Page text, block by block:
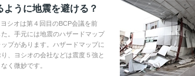
うに地震を避ける？
シオは第４回目のBCP会議を前
。手元には地震のハザードマップ
プがあります。ハザードマップに
、ヨシオの会社などは震度５強と
く微妙です。